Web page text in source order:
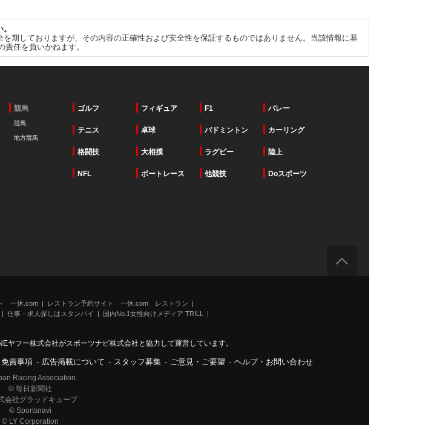
期しておりますが、その内容の正確性および安全性を保証するものではありません。当該情報に基
任を負いかねます。
競馬
競馬
地方競馬
ゴルフ フィギュア F1 バレー
テニス 卓球 バドミントン カーリング
格闘技 大相撲 ラグビー 陸上
NFL ボートレース 他競技 Doスポーツ
一休.com
レストラン予約サイト 一休.com レストラン
仕事・求人探しはスタンバイ
国内No.1女性向けメディア TRILL
ヤフー株式会社がスポーツナビ株式会社と協力して運営しています。
免責事項 - 広告掲載について - スタッフ募集 - ご意見・ご要望 - ヘルプ・お問い合わせ
Racing Association.
© 毎日新聞社
会社グラッドキューブ
© Sportsnavi
© LY Corporation